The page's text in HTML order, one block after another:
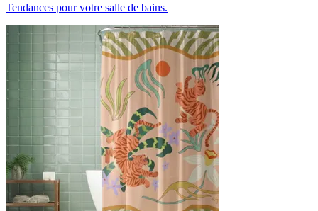
Tendances pour votre salle de bains.